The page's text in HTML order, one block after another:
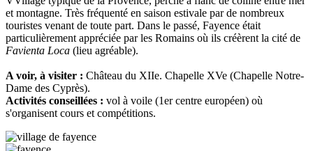
et montagne. Très fréquenté en saison estivale par de nombreux
touristes venant de toute part. Dans le passé, Fayence était
particulièrement appréciée par les Romains où ils créèrent la cité de
Favienta Loca (lieu agréable).
A voir, à visiter : Château du XIIe. Chapelle XVe (Chapelle Notre-
Dame des Cyprès).
Activités conseillées : vol à voile (1er centre européen) où
s'organisent cours et compétitions.